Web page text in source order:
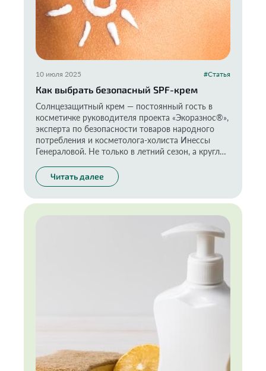
10 июля 2025 #Статья
Как выбрать безопасный SPF-крем
Солнцезащитный крем — постоянный гость в
косметичке руководителя проекта «Экоразнос®»,
эксперта по безопасности товаров народного
потребления и косметолога-холиста Инессы
Генераловой. Не только в летний сезон, а круглый
безопасное для здоровья и природы средство —
в колонке нашего эксперта.
Читать далее